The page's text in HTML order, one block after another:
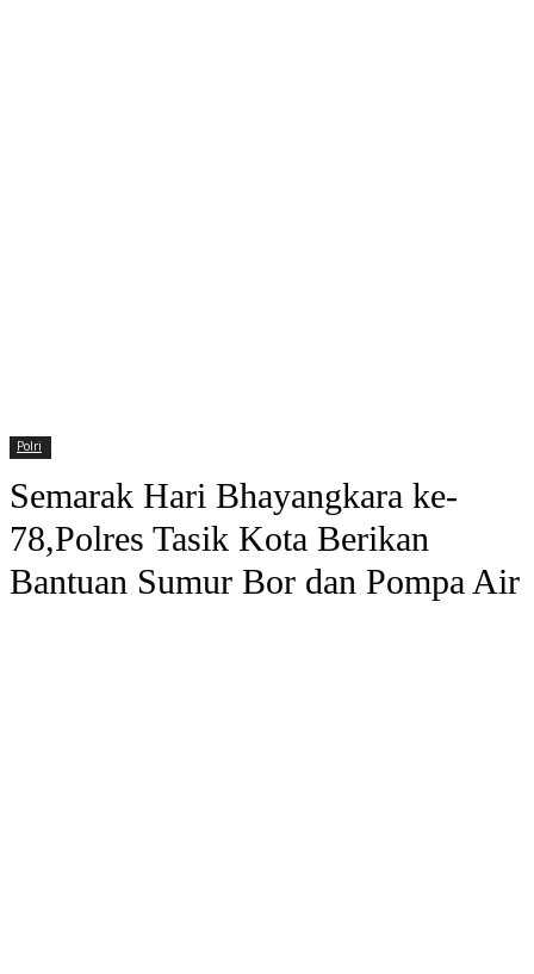
Polri
Semarak Hari Bhayangkara ke-
78,Polres Tasik Kota Berikan
Bantuan Sumur Bor dan Pompa Air